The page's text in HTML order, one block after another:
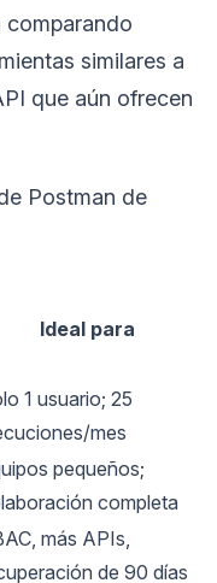
comparando
similares a
que aún ofrecen
Postman de
Ideal para
1 usuario; 25
mes
pequeños;
completa
más APIs,
de 90 días